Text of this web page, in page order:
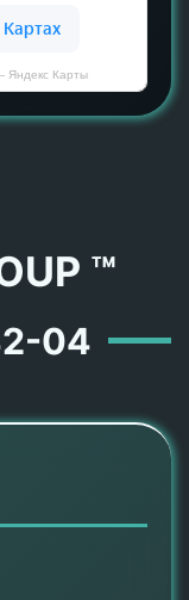
Яндекс Карты
™
04